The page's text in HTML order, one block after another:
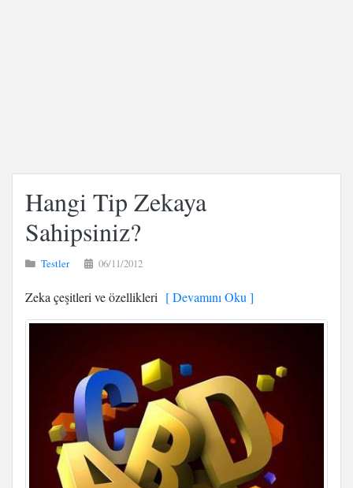
Hangi Tip Zekaya
Sahipsiniz?
Testler 06/11/2012
Zeka çeşitleri ve özellikleri [ Devamını Oku ]